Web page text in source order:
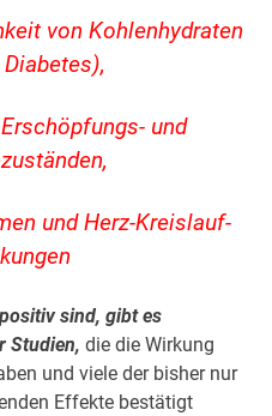
von Kohlenhydraten
und
und Herz-Kreislauf-
sind, gibt es
Studien, die die Wirkung
und viele der bisher nur
Effekte bestätigt